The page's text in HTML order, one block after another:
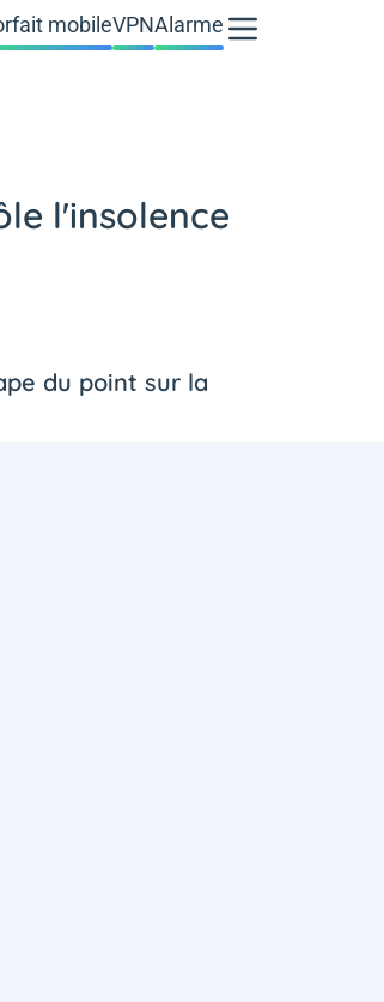
mobileVPNAlarme
l'insolence
du point sur la